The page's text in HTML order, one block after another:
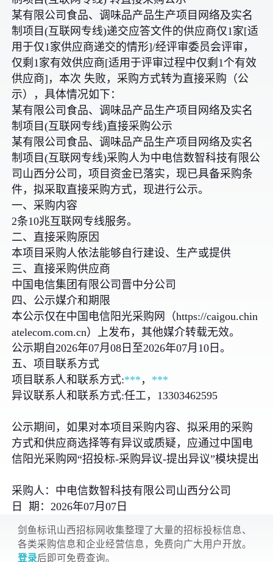
某有限公司食品、调味品产品生产项目网络及实名
制项目(互联网专线)递交应答文件的供应商仅1家[适
用于仅1家供应商递交的情形]/经评审委员会评审，
仅剩1家有效供应商[适用于评审过程中仅剩1个有效
供应商]，本次 失败，采购方式转为直接采购（公
示），具体情况如下：
某有限公司食品、调味品产品生产项目网络及实名
制项目(互联网专线)直接采购公示
某有限公司食品、调味品产品生产项目网络及实名
制项目(互联网专线)采购人为中电信数智科技有限公
司山西分公司，项目资金已落实，现已具备采购条
件，拟采取直接采购方式，现进行公示。
一、采购内容
2条10兆互联网专线服务。
二、直接采购原因
本项目采购人依法能够自行建设、生产或提供
三、直接采购供应商
中国电信集团有限公司晋中分公司
四、公示媒介和期限
本公示仅在中国电信阳光采购网（https://caigou.chin
atelecom.com.cn）上发布，其他媒介转载无效。
公示期自2026年07月08日至2026年07月10日。
五、项目联系方式
项目联系人和联系方式:*** ， ***
异议联系人和联系方式:任工，13303462595
公示期间，如果对本项目采购内容、拟采用的采购
方式和供应商选择等有异议或质疑，应通过中国电
信阳光采购网“招投标-采购异议-提出异议”模块提出
采购人：中电信数智科技有限公司山西分公司
日 期：2026年07月07日
剑鱼标讯山西招标网收集整理了大量的招标投标信息、
各类采购信息和企业经营信息，免费向广大用户开放。
登录后即可免费查询。